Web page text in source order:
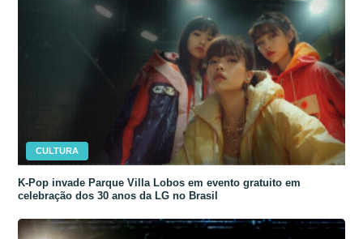
CULTURA
K-Pop invade Parque Villa Lobos em evento gratuito em
celebração dos 30 anos da LG no Brasil